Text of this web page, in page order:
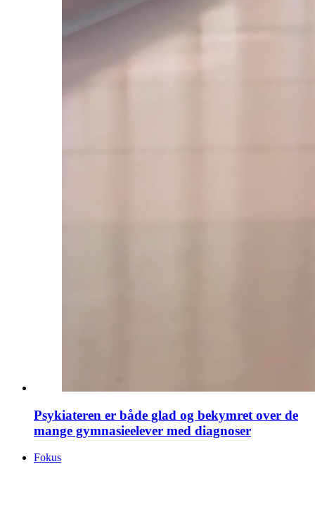
Psykiateren er både glad og bekymret over de
mange gymnasieelever med diagnoser
Fokus